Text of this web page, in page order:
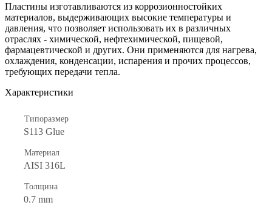
Пластины изготавливаются из коррозионностойких
материалов, выдерживающих высокие температуры и
давления, что позволяет использовать их в различных
отраслях - химической, нефтехимической, пищевой,
фармацевтической и других. Они применяются для нагрева,
охлаждения, конденсации, испарения и прочих процессов,
требующих передачи тепла.
Характеристики
Типоразмер
S113 Glue
Материал
AISI 316L
Толщина
0.7 mm